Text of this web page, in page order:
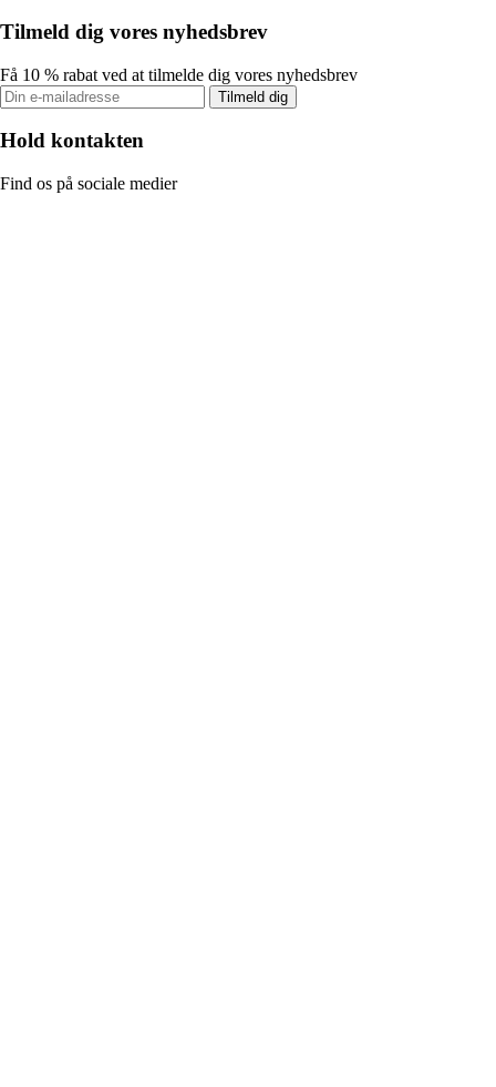
Tilmeld dig vores nyhedsbrev
Få 10 % rabat ved at tilmelde dig vores nyhedsbrev
Tilmeld dig
Hold kontakten
Find os på sociale medier